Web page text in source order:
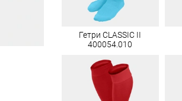
Гетри CLASSIC II
400054.010